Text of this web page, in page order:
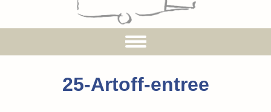
25-Artoff-entree